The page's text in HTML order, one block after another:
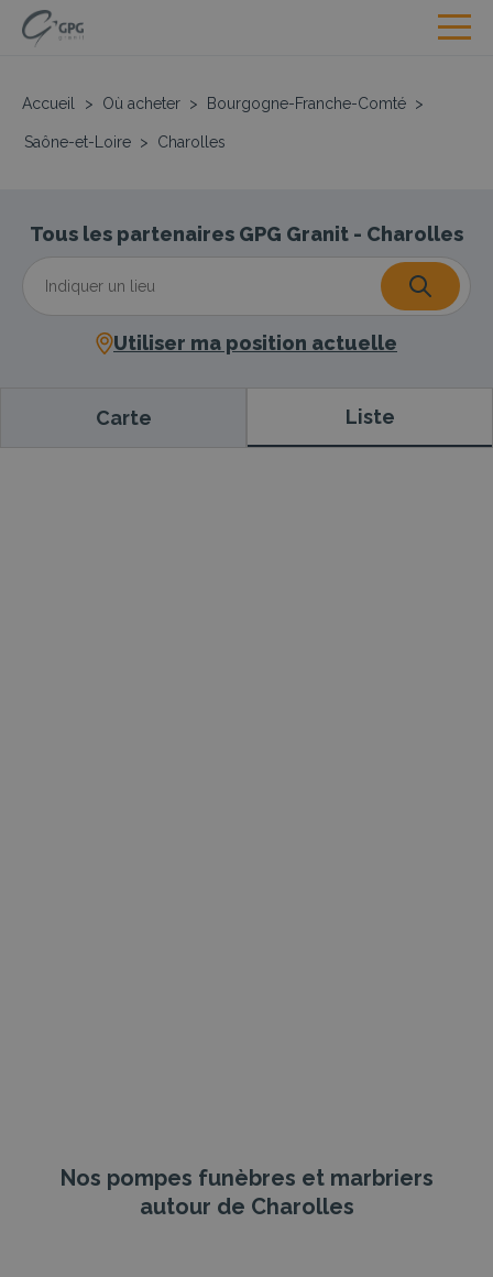
Accueil > Où acheter > Bourgogne-Franche-Comté >
Saône-et-Loire > Charolles
Tous les partenaires GPG Granit - Charolles
Utiliser ma position actuelle
Carte Liste
Nos pompes funèbres et marbriers
autour de Charolles